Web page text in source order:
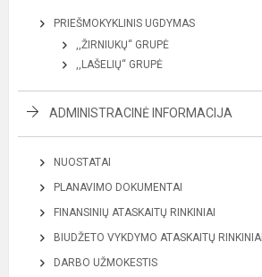
PRIEŠMOKYKLINIS UGDYMAS
,,ŽIRNIUKŲ“ GRUPĖ
,,LAŠELIŲ“ GRUPĖ
ADMINISTRACINĖ INFORMACIJA
NUOSTATAI
PLANAVIMO DOKUMENTAI
FINANSINIŲ ATASKAITŲ RINKINIAI
BIUDŽETO VYKDYMO ATASKAITŲ RINKINIAI
DARBO UŽMOKESTIS